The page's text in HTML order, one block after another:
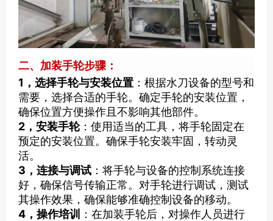
二、加装手轮步骤：
1，选择手轮与安装位置 ：根据水刀设备的型号和
需要，选择合适的手轮。确定手轮的安装位置，
确保位置方便操作且不影响其他部件。
2，安装手轮：使用适当的工具，将手轮固定在
预定的安装位置。确保手轮安装牢固，转动灵
活。
3，连接与调试 ：将手轮与设备的控制系统连接
好，确保信号传输正常。对手轮进行调试，测试
其操作效果，确保能够准确控制设备的移动。
4，操作培训 ：在加装手轮后，对操作人员进行